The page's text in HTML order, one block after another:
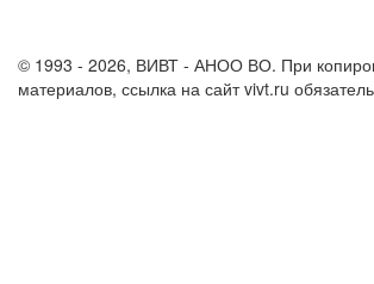
© 1993 - 2026, ВИВТ - АНОО ВО. При
материалов, ссылка на сайт vivt.ru